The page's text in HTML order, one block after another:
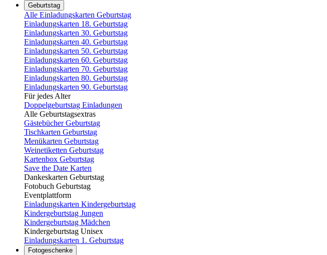
Geburtstag
Alle Einladungskarten Geburtstag
Einladungskarten 18. Geburtstag
Einladungskarten 30. Geburtstag
Einladungskarten 40. Geburtstag
Einladungskarten 50. Geburtstag
Einladungskarten 60. Geburtstag
Einladungskarten 70. Geburtstag
Einladungskarten 80. Geburtstag
Einladungskarten 90. Geburtstag
Für jedes Alter
Doppelgeburtstag Einladungen
Alle Geburtstagsextras
Gästebücher Geburtstag
Tischkarten Geburtstag
Menükarten Geburtstag
Weinetiketten Geburtstag
Kartenbox Geburtstag
Save the Date Karten
Dankeskarten Geburtstag
Fotobuch Geburtstag
Eventplattform
Einladungskarten Kindergeburtstag
Kindergeburtstag Jungen
Kindergeburtstag Mädchen
Kindergeburtstag Unisex
Einladungskarten 1. Geburtstag
Fotogeschenke